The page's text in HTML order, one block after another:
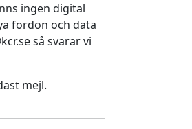
ingen digital
fordon och data
så svarar vi
mejl.